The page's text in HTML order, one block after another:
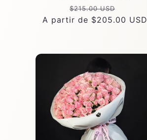
Precio
habitual
$215.00 USD
de
A partir de $205.00 USD